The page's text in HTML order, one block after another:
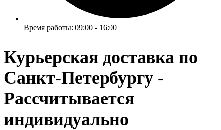
Время работы: 09:00 - 16:00
Курьерская доставка по
Санкт-Петербургу -
Рассчитывается
индивидуально